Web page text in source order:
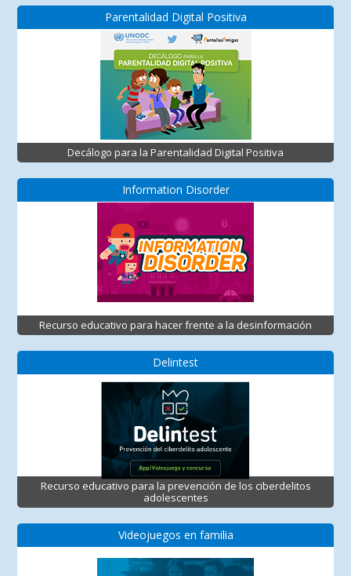
Parentalidad Digital Positiva
Decálogo para la Parentalidad Digital Positiva
Information Disorder
Recurso educativo para hacer frente a la desinformación
Delintest
Recurso educativo para la prevención de los ciberdelitos
adolescentes
Videojuegos en familia